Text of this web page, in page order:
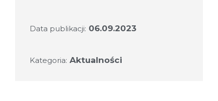
Data publikacji: 06.09.2023
Kategoria: Aktualności